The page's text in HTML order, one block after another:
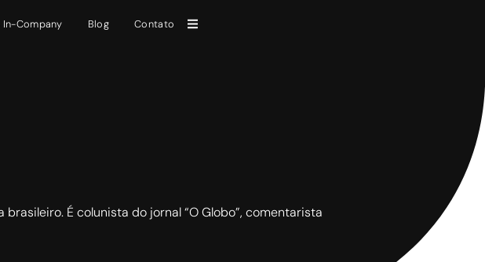
Company Blog Contato
É colunista do jornal “O Globo”, comentarista